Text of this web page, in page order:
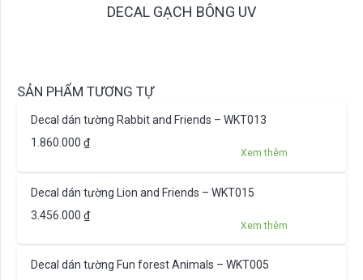
DECAL GẠCH BÔNG UV
SẢN PHẨM TƯƠNG TỰ
Decal dán tường Rabbit and Friends – WKT013
1.860.000 ₫
Xem thêm
Decal dán tường Lion and Friends – WKT015
3.456.000 ₫
Xem thêm
Decal dán tường Fun forest Animals – WKT005